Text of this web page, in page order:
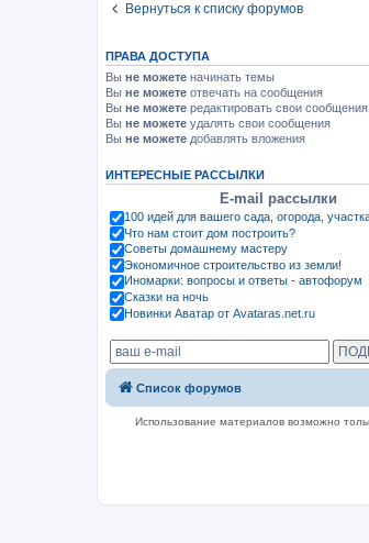
Вернуться к списку форумов
ПРАВА ДОСТУПА
Вы не можете начинать темы
Вы не можете отвечать на сообщения
Вы не можете редактировать свои сообщения
Вы не можете удалять свои сообщения
Вы не можете добавлять вложения
ИНТЕРЕСНЫЕ РАССЫЛКИ
E-mail рассылки
100 идей для вашего сада, огорода,
Что нам стоит дом построить?
Советы домашнему мастеру
Экономичное строительство из земли!
Иномарки: вопросы и ответы - автофорум
Сказки на ночь
Новинки Аватар от Avataras.net.ru
Список форумов
Использование материалов возможно